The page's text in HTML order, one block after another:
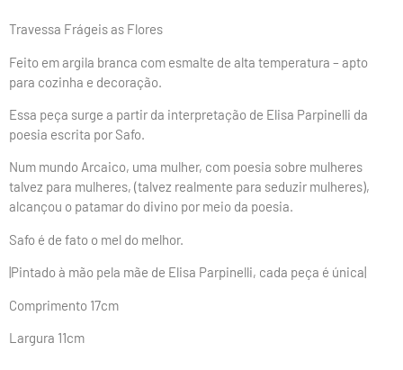
Travessa Frágeis as Flores
Feito em argila branca com esmalte de alta temperatura – apto
para cozinha e decoração.
Essa peça surge a partir da interpretação de Elisa Parpinelli da
poesia escrita por Safo.
Num mundo Arcaico, uma mulher, com poesia sobre mulheres
talvez para mulheres, (talvez realmente para seduzir mulheres),
alcançou o patamar do divino por meio da poesia.
Safo é de fato o mel do melhor.
|Pintado à mão pela mãe de Elisa Parpinelli, cada peça é única|
Comprimento 17cm
Largura 11cm